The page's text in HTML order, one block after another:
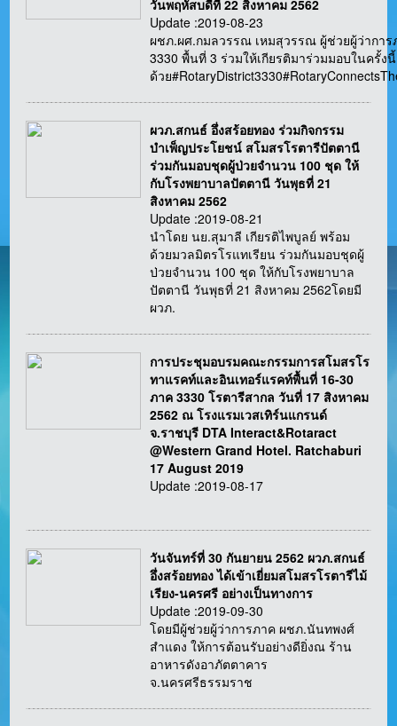
วันพฤหัสบดีที่ 22 สิงหาคม 2562
Update :2019-08-23
ผชภ.ผศ.กมลวรรณ เหมสุวรรณ ผู้ช่วยผู้ว่าการ
3330 พื้นที่ 3 ร่วมให้เกียรติมาร่วมมอบในครั้งนี้
ด้วย
ผวภ.สกนธ์ อึ่งสร้อยทอง ร่วมกิจกรรม
บำเพ็ญประโยชน์ สโมสรโรตารีปัตตานี
ร่วมกันมอบชุดผู้ป่วยจำนวน 100 ชุด ให้
กับโรงพยาบาลปัตตานี วันพุธที่ 21
สิงหาคม 2562
Update :2019-08-21
นำโดย นย.สุมาลี เกียรติไพบูลย์ พร้อม
ด้วยมวลมิตรโรแทเรียน ร่วมกันมอบชุดผู้
ป่วยจำนวน 100 ชุด ให้กับโรงพยาบาล
ปัตตานี วันพุธที่ 21 สิงหาคม 2562โดยมี
ผวภ.
การประชุมอบรมคณะกรรมการสโมสรโร
ทาแรคท์และอินเทอร์แรคท์พื้นที่ 16-30
ภาค 3330 โรตารีสากล วันที่ 17 สิงหาคม
2562 ณ โรงแรมเวสเทิร์นแกรนด์
จ.ราชบุรี DTA Interact&Rotaract
@Western Grand Hotel. Ratchaburi
17 August 2019
Update :2019-08-17
วันจันทร์ที่ 30 กันยายน 2562 ผวภ.สกนธ์
อึ่งสร้อยทอง ได้เข้าเยี่ยมสโมสรโรตารีไม้
เรียง-นครศรี อย่างเป็นทางการ
Update :2019-09-30
โดยมีผู้ช่วยผู้ว่าการภาค ผชภ.นันทพงศ์
สำแดง ให้การต้อนรับอย่างดียิ่งณ ร้าน
อาหารดังอาภัตตาคาร
จ.นครศรีธรรมราช